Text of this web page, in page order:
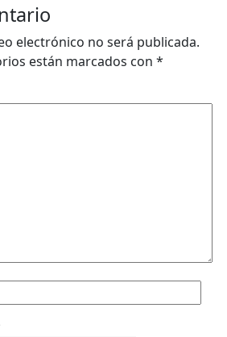
electrónico no será publicada.
están marcados con *